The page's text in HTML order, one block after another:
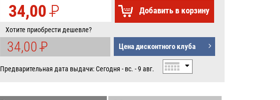
34,00P
УБ.
Добавить в корзину
Хотите приобрести дешевле?
34,00P
УБ.
Цена дисконтного клуба
Предварительная дата выдачи: Сегодня - вс. - 9 авг.